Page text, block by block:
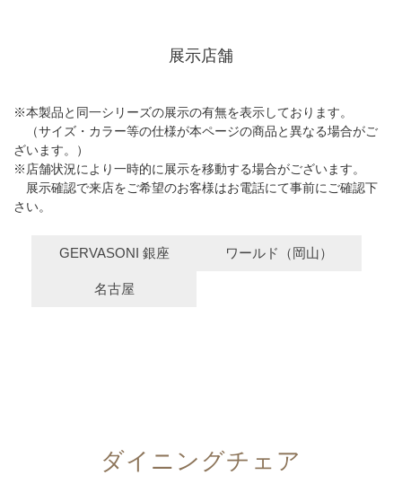
展示店舗
※本製品と同一シリーズの展示の有無を表示しております。
（サイズ・カラー等の仕様が本ページの商品と異なる場合がご
ざいます。）
※店舗状況により一時的に展示を移動する場合がございます。
展示確認で来店をご希望のお客様はお電話にて事前にご確認下
さい。
GERVASONI 銀座 ワールド（岡山）
名古屋
ダイニングチェア